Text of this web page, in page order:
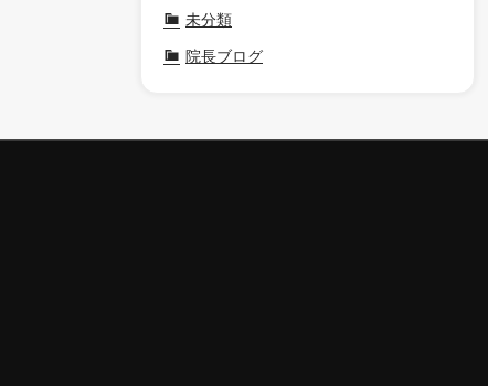
未分類
院長ブログ